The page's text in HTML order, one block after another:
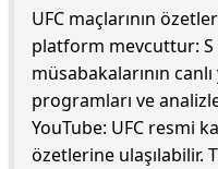
UFC maçlarının
platform mevcuttur: S
müsabakalarının
programları ve
YouTube: UFC resmi
özetlerine ulaşılabilir.